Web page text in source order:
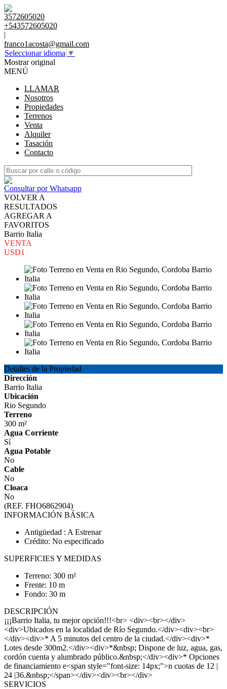
3572605020
+543572605020
|
franco1acosta@gmail.com
Seleccionar idioma ▼
Mostrar original
MENÚ
LLAMAR
Nosotros
Propiedades
Terrenos
Venta
Alquiler
Tasación
Contacto
Consultar por Whatsapp
VOLVER A
RESULTADOS
AGREGAR A
FAVORITOS
Barrio Italia
VENTA
USD1
Detalles de la Propiedad
Dirección
Barrio Italia
Ubicación
Rio Segundo
Terreno
300 m²
Agua Corriente
Sí
Agua Potable
No
Cable
No
Cloaca
No
(REF. FHO6862904)
INFORMACIÓN BÁSICA
Antigüedad : A Estrenar
Crédito: No especificado
SUPERFICIES Y MEDIDAS
Terreno: 300 m²
Frente: 10 m
Fondo: 30 m
DESCRIPCIÓN
¡¡¡Barrio Italia, tu mejor opción!!!<br> <div><br></div>
<div>Ubicados en la localidad de Río Segundo.</div><div><br>
</div><div>* A 5 minutos del centro de la ciudad.</div><div>*
Lotes desde 300m2.</div><div>*&nbsp; Dispone de luz, agua, gas,
cordón cuenta y alumbrado público.&nbsp;</div><div>* Opciones
de financiamiento e<span style="font-size: 14px;">n cuotas de 12 |
24 |36.&nbsp;</span></div><div><br></div>
SERVICIOS